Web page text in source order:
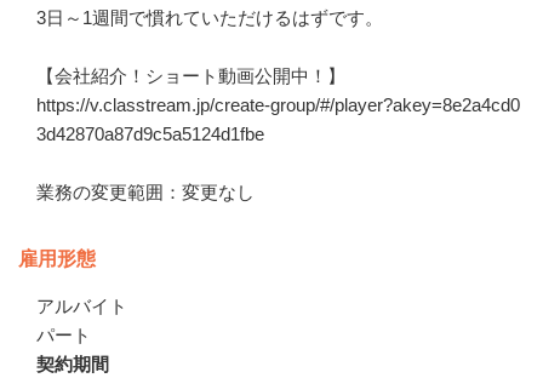
3日～1週間で慣れていただけるはずです。
【会社紹介！ショート動画公開中！】
https://v.classtream.jp/create-group/#/player?akey=8e2a4cd0
3d42870a87d9c5a5124d1fbe
業務の変更範囲：変更なし
雇用形態
アルバイト
パート
契約期間